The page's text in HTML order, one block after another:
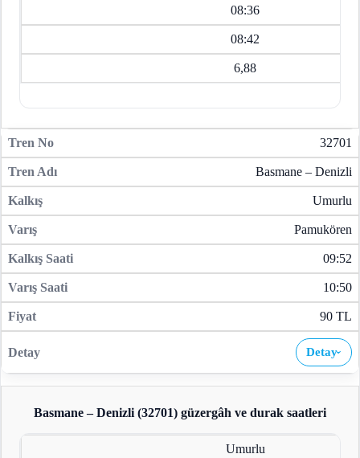
08:36
08:42
6,88
32701
Basmane – Denizli
Umurlu
Pamukören
09:52
10:50
90 TL
Detay›
Basmane – Denizli (32701) güzergâh ve durak saatleri
Umurlu